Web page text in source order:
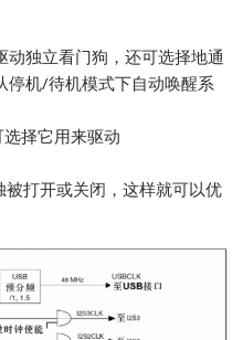
独立看门狗，还可选择地通
停机/待机模式下自动唤醒系
择它用来驱动
打开或关闭，这样就可以优